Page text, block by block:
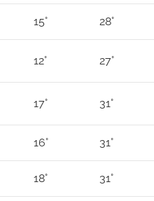
15° 28°
12° 27°
17° 31°
16° 31°
18° 31°